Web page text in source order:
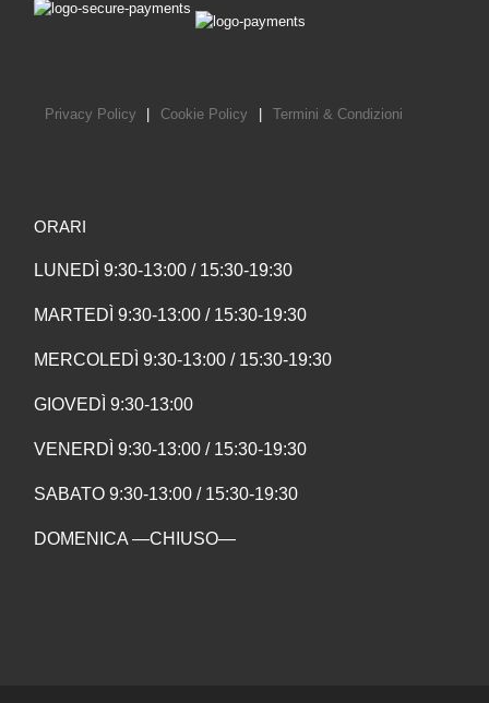
Privacy Policy Cookie Policy Termini & Condizioni
ORARI
LUNEDÌ 9:30-13:00 / 15:30-19:30
MARTEDÌ 9:30-13:00 / 15:30-19:30
MERCOLEDÌ 9:30-13:00 / 15:30-19:30
GIOVEDÌ 9:30-13:00
VENERDÌ 9:30-13:00 / 15:30-19:30
SABATO 9:30-13:00 / 15:30-19:30
DOMENICA —CHIUSO—